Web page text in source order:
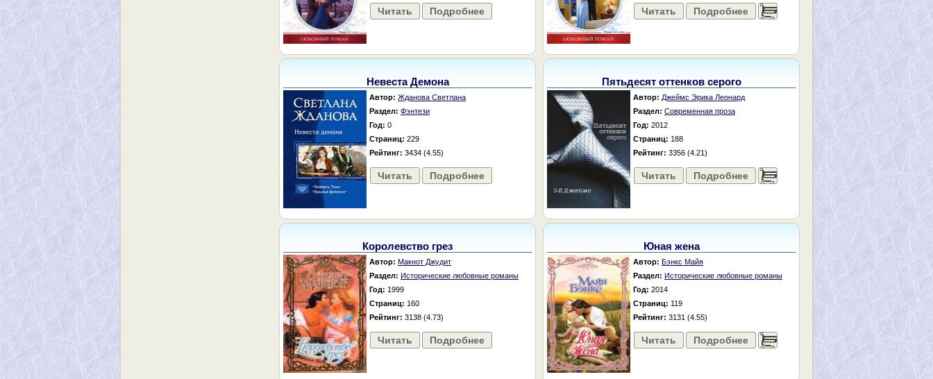
Читать Подробнее Читать Подробнее ......
Невеста Демона
Автор: Жданова Светлана
Раздел: Фэнтези
Год: 0
Страниц: 229
Рейтинг: 3434 (4.55)
Читать Подробнее
Пятьдесят оттенков серого
Автор: Джеймс Эрика Леонард
Раздел: Современная проза
Год: 2012
Страниц: 188
Рейтинг: 3356 (4.21)
Читать Подробнее ......
Королевство грез
Автор: Макнот Джудит
Раздел: Исторические любовные романы
Год: 1999
Страниц: 160
Рейтинг: 3138 (4.73)
Читать Подробнее
Юная жена
Автор: Бэнкс Майя
Раздел: Исторические любовные романы
Год: 2014
Страниц: 119
Рейтинг: 3131 (4.55)
Читать Подробнее ......